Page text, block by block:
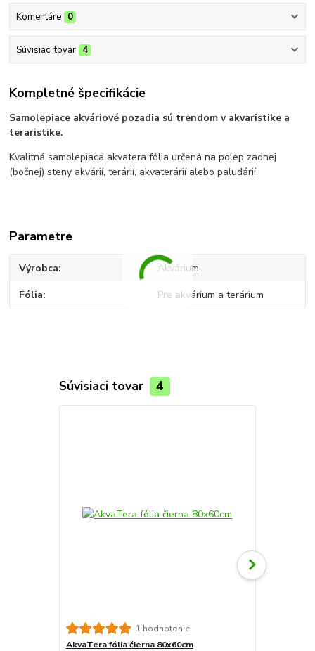
Komentáre 0
Súvisiaci tovar 4
Kompletné špecifikácie
Samolepiace akváriové pozadia sú trendom v akvaristike a
teraristike.
Kvalitná samolepiaca akvatera fólia určená na polep zadnej
(bočnej) steny akvárií, terárií, akvaterárií alebo paludárií.
Parametre
Výrobca Akvárium
Fólia Pre akvárium a terárium
Súvisiaci tovar 4
1 hodnotenie
AkvaTera fólia čierna 80x60cm